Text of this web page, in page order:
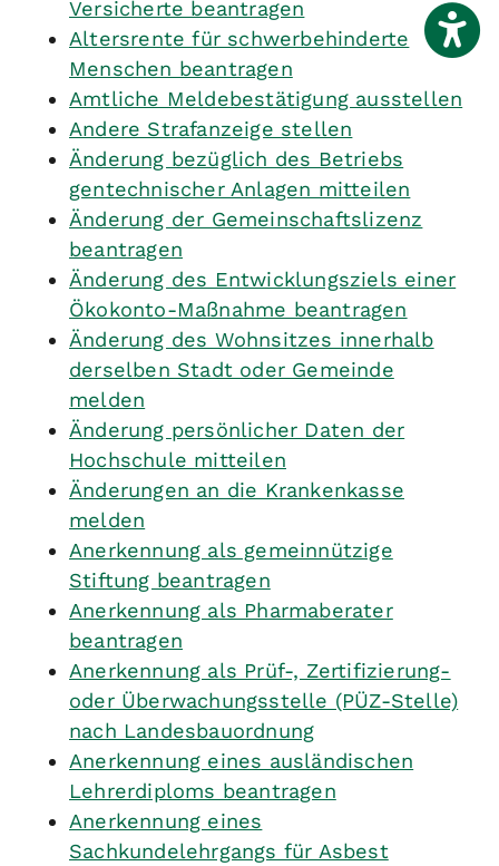
Versicherte beantragen
Altersrente für schwerbehinderte
Menschen beantragen
Amtliche Meldebestätigung ausstellen
Andere Strafanzeige stellen
Änderung bezüglich des Betriebs
gentechnischer Anlagen mitteilen
Änderung der Gemeinschaftslizenz
beantragen
Änderung des Entwicklungsziels einer
Ökokonto-Maßnahme beantragen
Änderung des Wohnsitzes innerhalb
derselben Stadt oder Gemeinde
melden
Änderung persönlicher Daten der
Hochschule mitteilen
Änderungen an die Krankenkasse
melden
Anerkennung als gemeinnützige
Stiftung beantragen
Anerkennung als Pharmaberater
beantragen
Anerkennung als Prüf-, Zertifizierung-
oder Überwachungsstelle (PÜZ-Stelle)
nach Landesbauordnung
Anerkennung eines ausländischen
Lehrerdiploms beantragen
Anerkennung eines
Sachkundelehrgangs für Asbest